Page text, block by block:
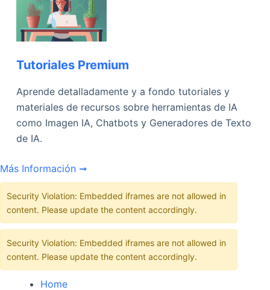
Tutoriales Premium
Aprende detalladamente y a fondo tutoriales y
materiales de recursos sobre herramientas de IA
como Imagen IA, Chatbots y Generadores de Texto
de IA.
Más Información ➞
Security Violation: Embedded iframes are not allowed in
content. Please update the content accordingly.
Security Violation: Embedded iframes are not allowed in
content. Please update the content accordingly.
Home